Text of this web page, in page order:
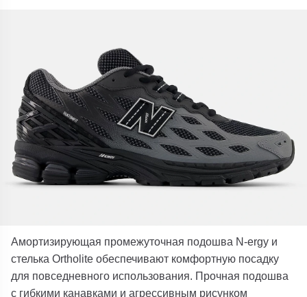
Амортизирующая промежуточная подошва N-ergy и
стелька Ortholite обеспечивают комфортную посадку
для повседневного использования. Прочная подошва
с гибкими канавками и агрессивным рисунком